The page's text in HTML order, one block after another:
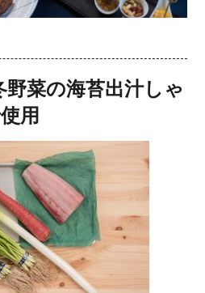
野菜の海苔出汁しゃ
用